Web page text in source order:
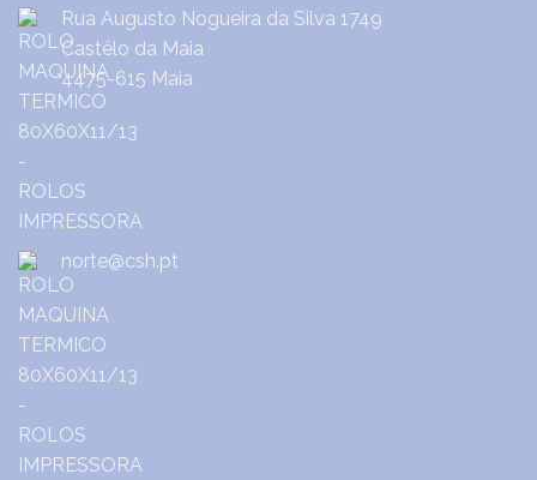
Rua Augusto Nogueira da Silva 1749
Castêlo da Maia
4475-615 Maia
norte@csh.pt